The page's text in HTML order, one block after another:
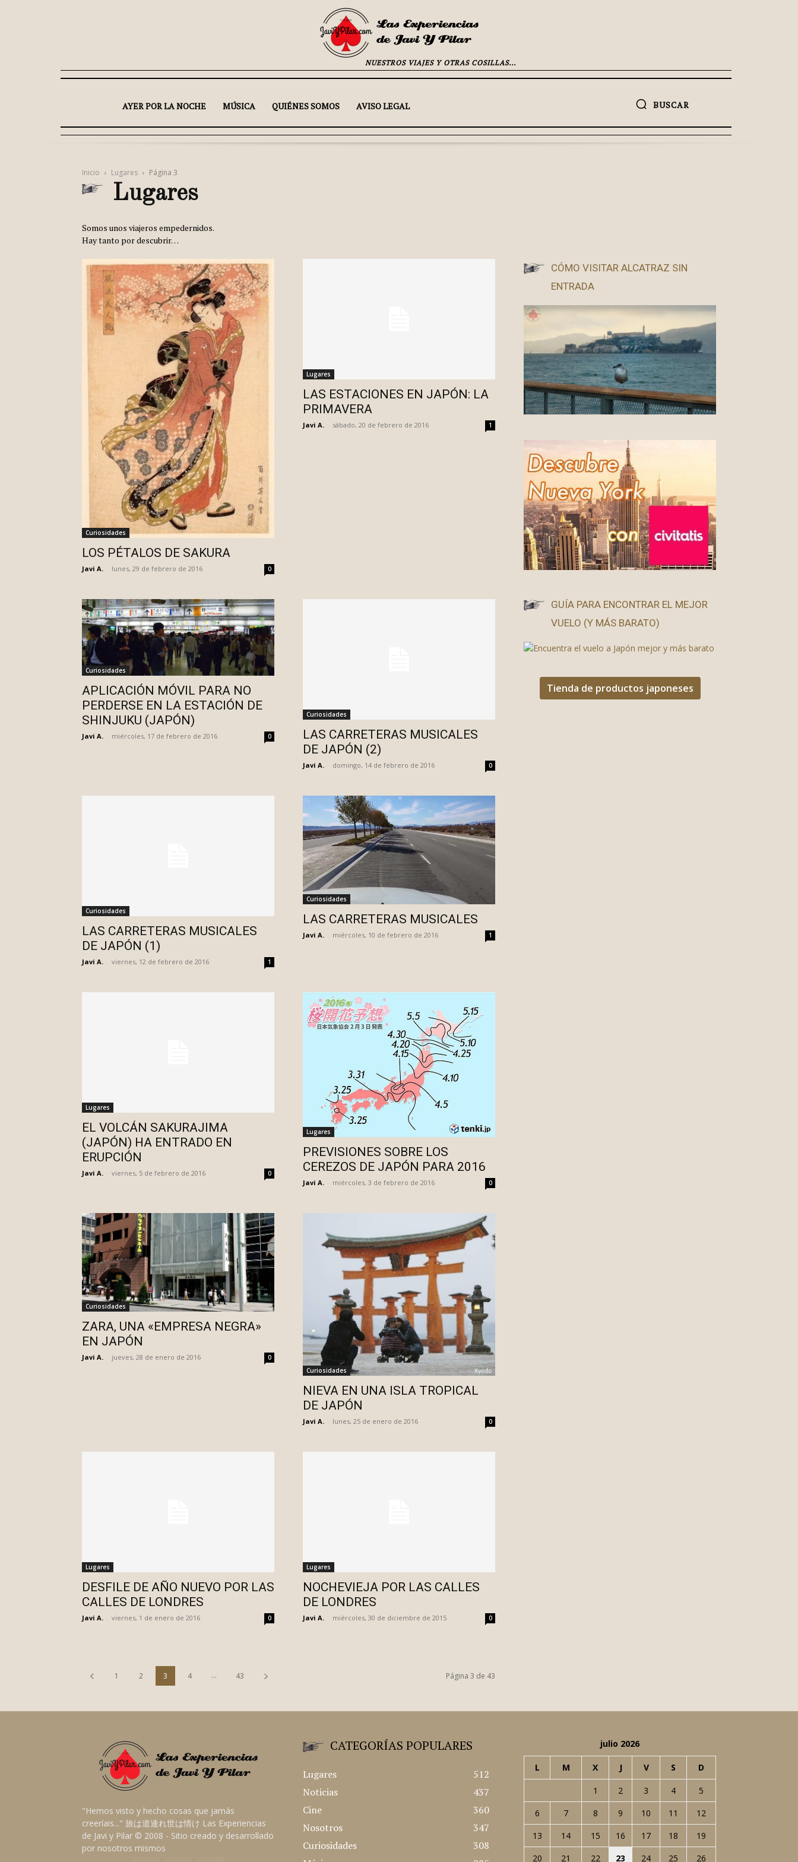
NUESTROS VIAJES Y OTRAS COSILLAS...
AYER POR LA NOCHE MÚSICA QUIÉNES SOMOS AVISO LEGAL BUSCAR
Inicio Lugares Página 3
Lugares
Somos unos viajeros empedernidos.
Hay tanto por descubrir…
Curiosidades
LOS PÉTALOS DE SAKURA
Javi A. lunes, 29 de febrero de 2016 0
Lugares
LAS ESTACIONES EN JAPÓN: LA
PRIMAVERA
Javi A. sábado, 20 de febrero de 2016 1
Curiosidades
APLICACIÓN MÓVIL PARA NO
PERDERSE EN LA ESTACIÓN DE
SHINJUKU (JAPÓN)
Javi A. miércoles, 17 de febrero de 2016 0
Curiosidades
LAS CARRETERAS MUSICALES
DE JAPÓN (2)
Javi A. domingo, 14 de febrero de 2016 0
Curiosidades
LAS CARRETERAS MUSICALES
DE JAPÓN (1)
Javi A. viernes, 12 de febrero de 2016 1
Curiosidades
LAS CARRETERAS MUSICALES
Javi A. miércoles, 10 de febrero de 2016 1
Lugares
EL VOLCÁN SAKURAJIMA
(JAPÓN) HA ENTRADO EN
ERUPCIÓN
Javi A. viernes, 5 de febrero de 2016 0
Lugares
PREVISIONES SOBRE LOS
CEREZOS DE JAPÓN PARA 2016
Javi A. miércoles, 3 de febrero de 2016 0
Curiosidades
ZARA, UNA «EMPRESA NEGRA»
EN JAPÓN
Javi A. jueves, 28 de enero de 2016
0
Curiosidades
NIEVA EN UNA ISLA TROPICAL
DE JAPÓN
Javi A. lunes, 25 de enero de 2016 0
Lugares
DESFILE DE AÑO NUEVO POR LAS
CALLES DE LONDRES
Javi A. viernes, 1 de enero de 2016 0
Lugares
NOCHEVIEJA POR LAS CALLES
DE LONDRES
Javi A. miércoles, 30 de diciembre de 2015 0
1 2 3 4 ... 43 Página 3 de 43
CÓMO VISITAR ALCATRAZ SIN
ENTRADA
GUÍA PARA ENCONTRAR EL MEJOR
VUELO (Y MÁS BARATO)
Tienda de productos japoneses
"Hemos visto y hecho cosas que jamás
creeríais..." 旅は道連れ世は情け Las Experiencias
de Javi y Pilar © 2008 - Sitio creado y desarrollado
por nosotros mismos
CATEGORÍAS POPULARES
Lugares
512
Noticias
437
Cine
360
Nosotros
347
Curiosidades
308
julio 2026
L M X J V S D
1 2 3 4
5
6
7 8 9 10 11
12
13
14 15 16 17 18
19
20
21 22 23 24 25 26